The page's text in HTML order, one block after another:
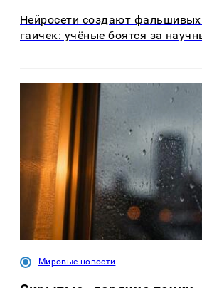
Нейросети создают
гаичек: учёные боятся за
Мировые новости